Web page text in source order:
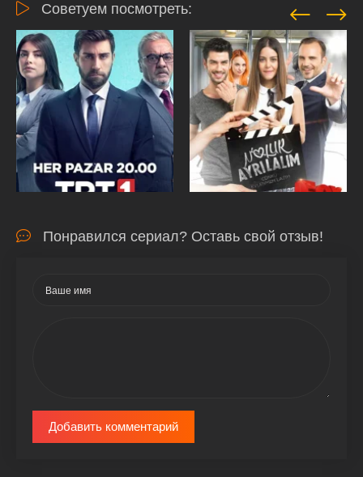
Советуем посмотреть:
Понравился сериал? Оставь свой отзыв!
Добавить комментарий